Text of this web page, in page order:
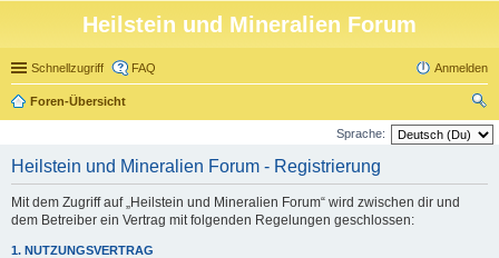
Heilstein und Mineralien Forum
Schnellzugriff FAQ Anmelden
Foren-Übersicht
uc
Sprache:
Heilstein und Mineralien Forum - Registrierung
Mit dem Zugriff auf „Heilstein und Mineralien Forum“ wird zwischen dir und
dem Betreiber ein Vertrag mit folgenden Regelungen geschlossen:
1. NUTZUNGSVERTRAG